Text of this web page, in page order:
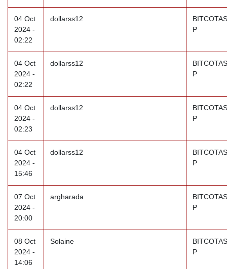
04 Oct
2024 -
02:22
dollarss12
P
04 Oct
2024 -
02:22
dollarss12
P
04 Oct
2024 -
02:23
dollarss12
P
04 Oct
2024 -
15:46
dollarss12
P
07 Oct
2024 -
20:00
argharada
P
08 Oct
2024 -
14:06
Solaine
P